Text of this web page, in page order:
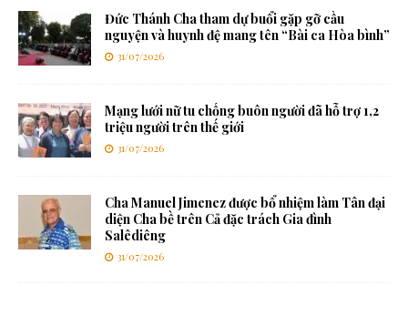
Đức Thánh Cha tham dự buổi gặp gỡ cầu
nguyện và huynh đệ mang tên “Bài ca Hòa bình”
31/07/2026
Mạng lưới nữ tu chống buôn người đã hỗ trợ 1,2
triệu người trên thế giới
31/07/2026
Cha Manuel Jimenez được bổ nhiệm làm Tân đại
diện Cha bề trên Cả đặc trách Gia đình
Salêdiêng
31/07/2026